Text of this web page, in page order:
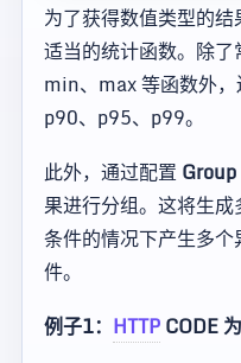
为了获得数值类型的
适当的统计函数。除
min、max 等函数外
p90、p95、p99。
此外，通过配置
果进行分组。这将生
条件的情况下产生多
件。
例子1： HTTPCODE